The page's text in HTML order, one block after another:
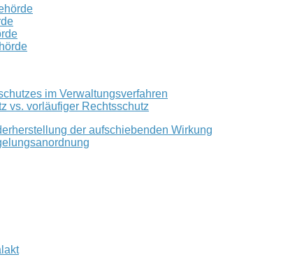
im Verwaltungsverfahren
vs. vorläufiger Rechtsschutz
der aufschiebenden Wirkung